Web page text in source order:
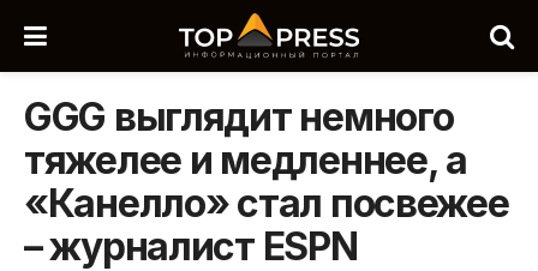
GGG выглядит немного
тяжелее и медленнее, а
«Канелло» стал посвежее
– журналист ESPN